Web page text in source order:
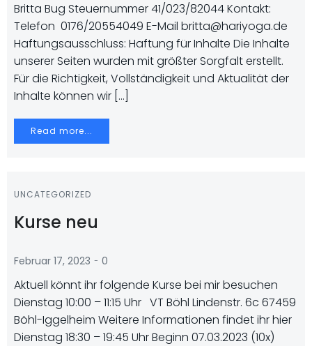
Britta Bug Steuernummer 41/023/82044 Kontakt:
Telefon 0176/20554049 E-Mail britta@hariyoga.de
Haftungsausschluss: Haftung für Inhalte Die Inhalte
unserer Seiten wurden mit größter Sorgfalt erstellt.
Für die Richtigkeit, Vollständigkeit und Aktualität der
Inhalte können wir […]
Read more...
UNCATEGORIZED
Kurse neu
Februar 17, 2023 - 0
Aktuell könnt ihr folgende Kurse bei mir besuchen
Dienstag 10:00 – 11:15 Uhr VT Böhl Lindenstr. 6c 67459
Böhl-Iggelheim Weitere Informationen findet ihr hier
Dienstag 18:30 – 19:45 Uhr Beginn 07.03.2023 (10x)